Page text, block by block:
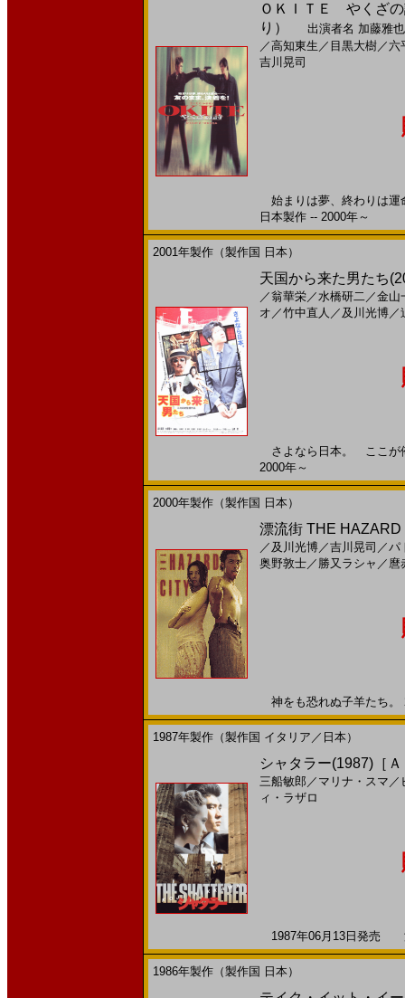
ＯＫＩＴＥ やくざの
り）
出演者名 加藤雅也
／高知東生 ／ 目黒大樹／ 六
吉川晃司
始まりは夢、終わりは
日本製作 -- 2000年～
2001年製作（製作国 日本）
天国から来た男たち
／翁華栄／水橋研二／金山
オ ／竹中直人 ／ 及川光博／
さよなら日本。 ここが
2000年～
2000年製作（製作国 日本）
漂流街 THE
／ 及川光博／吉川晃司 ／パ
奥野敦士／ 勝又ラシャ ／ 麿
神をも恐れぬ子羊たち
1987年製作（製作国 イタリア／日本）
シャタラー(1987)［
三船敏郎 ／ マリナ・スマ ／
ィ・ラザロ
1987年06月13日発売
1986年製作（製作国 日本）